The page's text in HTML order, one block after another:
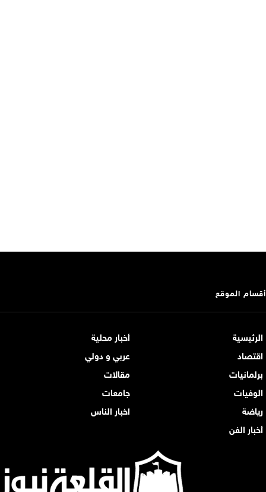
أقسام الموقع
الرئيسية
أخبار محلية
اقتصاد
عربي و دولي
برلمانيات
مقالات
الوفيات
جامعات
رياضة
اخبار الناس
أخبار الفن